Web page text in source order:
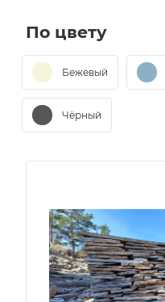
По цвету
Бежевый
Чёрный